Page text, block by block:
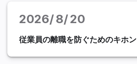
2026 8 20
従業員の離職を防ぐためのキホン